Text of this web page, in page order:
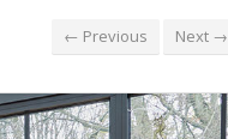
← Previous Next →